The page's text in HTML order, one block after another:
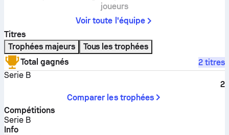
joueurs
Voir toute l'équipe
Titres
Trophées majeurs
Tous les trophées
Total gagnés
2 titres
Serie B
2
Comparer les trophées
Compétitions
Serie B
Info